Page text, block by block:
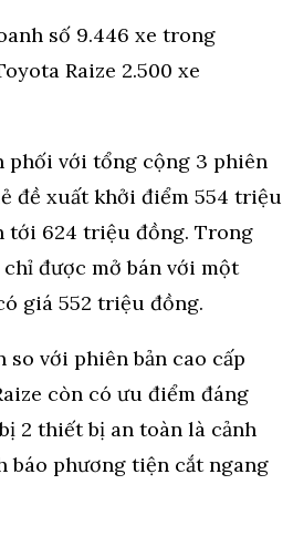
số 9.446 xe trong
Raize 2.500 xe
phối với tổng cộng 3 phiên
đề xuất khởi điểm 554 triệu
tới 624 triệu đồng. Trong
được mở bán với một
giá 552 triệu đồng.
so với phiên bản cao cấp
còn có ưu điểm đáng
2 thiết bị an toàn là cảnh
báo phương tiện cắt ngang